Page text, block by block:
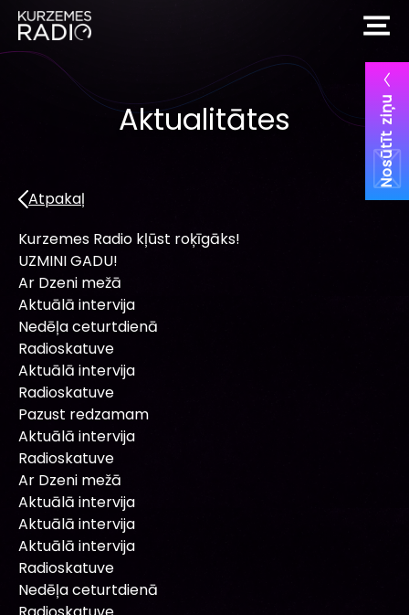
Nosūtīt ziņu
Aktualitātes
Atpakaļ
Kurzemes Radio kļūst roķīgāks!
UZMINI GADU!
Ar Dzeni mežā
Aktuālā intervija
Nedēļa ceturtdienā
Radioskatuve
Aktuālā intervija
Radioskatuve
Pazust redzamam
Aktuālā intervija
Radioskatuve
Ar Dzeni mežā
Aktuālā intervija
Aktuālā intervija
Aktuālā intervija
Radioskatuve
Nedēļa ceturtdienā